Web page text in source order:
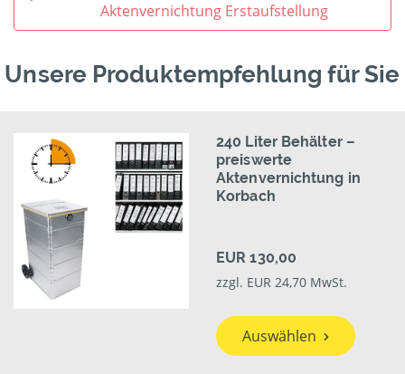
Aktenvernichtung Erstaufstellung
Unsere Produktempfehlung für Sie
240 Liter Behälter –
preiswerte
Aktenvernichtung in
Korbach
EUR 130,00
zzgl. EUR 24,70 MwSt.
Auswählen